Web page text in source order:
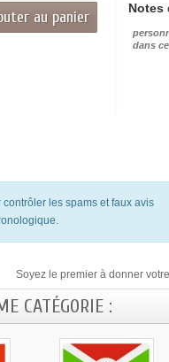
Notes
dans
au panier
les spams et faux avis
Soyez le premier à donner
CATÉGORIE :